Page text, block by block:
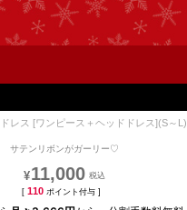
レス [ワンピース＋ヘッドドレス](S～L)
サテンリボンがガーリー♡
¥11,000
[ 110 ポイント付与 ]